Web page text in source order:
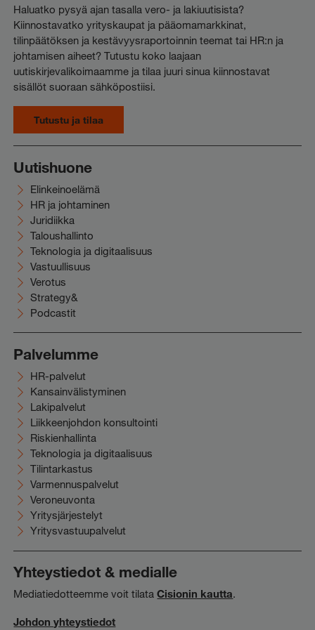
Haluatko pysyä ajan tasalla vero- ja lakiuutisista?
Kiinnostavatko yrityskaupat ja pääomamarkkinat,
tilinpäätöksen ja kestävyysraportoinnin teemat tai HR:n ja
johtamisen aiheet? Tutustu koko laajaan
uutiskirjevalikoimaamme ja tilaa juuri sinua kiinnostavat
sisällöt suoraan sähköpostiisi.
Tutustu ja tilaa
Uutishuone
Elinkeinoelämä
HR ja johtaminen
Juridiikka
Taloushallinto
Teknologia ja digitaalisuus
Vastuullisuus
Verotus
Strategy&
Podcastit
Palvelumme
HR-palvelut
Kansainvälistyminen
Lakipalvelut
Liikkeenjohdon konsultointi
Riskienhallinta
Teknologia ja digitaalisuus
Tilintarkastus
Varmennuspalvelut
Veroneuvonta
Yritysjärjestelyt
Yritysvastuupalvelut
Yhteystiedot & medialle
Mediatiedotteemme voit tilataCisionin kautta.
Johdon yhteystiedot